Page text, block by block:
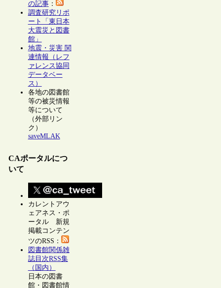
の記事：
調査研究リポ
ート「東日本
大震災と図書
館」
地震・災害 関
連情報（レフ
ァレンス協同
データベー
ス）
各地の図書館
等の被災情報
等について
（外部リン
ク）
saveMLAK
CAポータルにつ
いて
カレントアウ
ェアネス・ポ
ータル 新規
掲載コンテン
ツのRSS：
図書館関係雑
誌目次RSS集
（国内）
日本の図書
館・図書館情